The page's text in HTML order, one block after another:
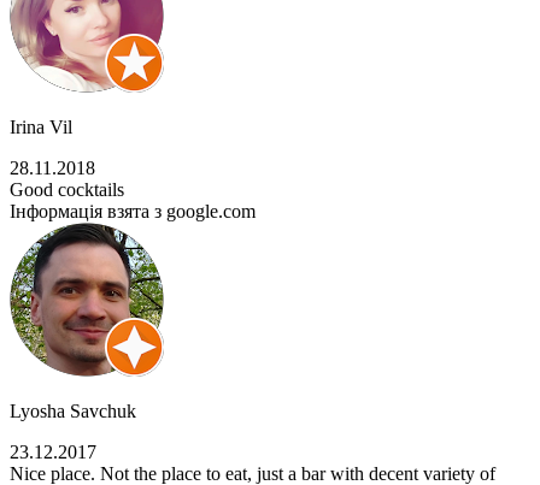
Irina Vil
28.11.2018
Good cocktails
Інформація взята з google.com
Lyosha Savchuk
23.12.2017
Nice place. Not the place to eat, just a bar with decent variety of